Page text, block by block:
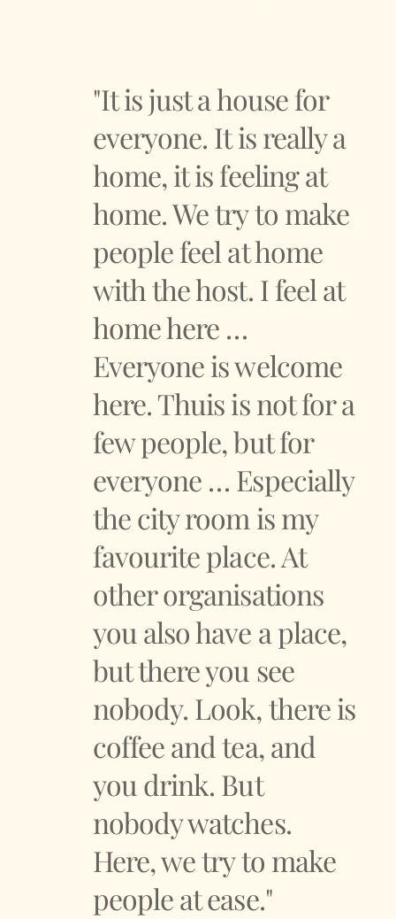
"It is just a house for
everyone. It is really a
home, it is feeling at
home. We try to make
people feel at home
with the host. I feel at
home here …
Everyone is welcome
here. Thuis is not for a
few people, but for
everyone … Especially
the city room is my
favourite place. At
other organisations
you also have a place,
but there you see
nobody. Look, there is
coffee and tea, and
you drink. But
nobody watches.
Here, we try to make
people at ease."